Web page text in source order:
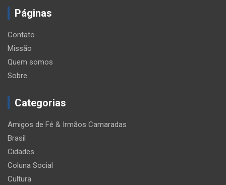
Páginas
Contato
Missão
Quem somos
Sobre
Categorias
Amigos de Fé & Irmãos Camaradas
Brasil
Cidades
Coluna Social
Cultura